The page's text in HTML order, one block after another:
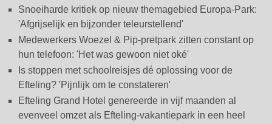
Snoeiharde kritiek op nieuw themagebied Europa-Park:
'Afgrijselijk en bijzonder teleurstellend'
Medewerkers Woezel & Pip-pretpark zitten constant op
hun telefoon: 'Het was gewoon niet oké'
Is stoppen met schoolreisjes dé oplossing voor de
Efteling? 'Pijnlijk om te constateren'
Efteling Grand Hotel genereerde in vijf maanden al
evenveel omzet als Efteling-vakantiepark in een heel